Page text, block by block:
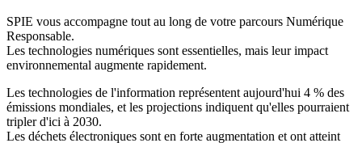
SPIE vous accompagne tout au long de votre parcours Numérique
Responsable.
Les technologies numériques sont essentielles, mais leur impact
environnemental augmente rapidement.
Les technologies de l'information représentent aujourd'hui 4 % des
émissions mondiales, et les projections indiquent qu'elles pourraient
tripler d'ici à 2030.
Les déchets électroniques sont en forte augmentation et ont atteint